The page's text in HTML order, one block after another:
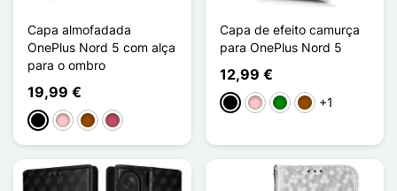
Capa almofadada
OnePlus Nord 5 com alça
para o ombro
19,99 €
PretoRosaCastanhoRosa escuro
Capa de efeito camurça
para OnePlus Nord 5
12,99 €
PretoRosaVerdeCastanho
+1